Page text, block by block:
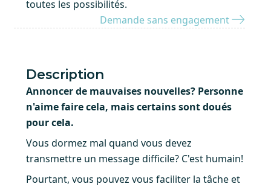
toutes les possibilités.
Demande sans engagement
Description
Annoncer de mauvaises nouvelles? Personne
n'aime faire cela, mais certains sont doués
pour cela.
Vous dormez mal quand vous devez
transmettre un message difficile? C'est humain!
Pourtant, vous pouvez vous faciliter la tâche et